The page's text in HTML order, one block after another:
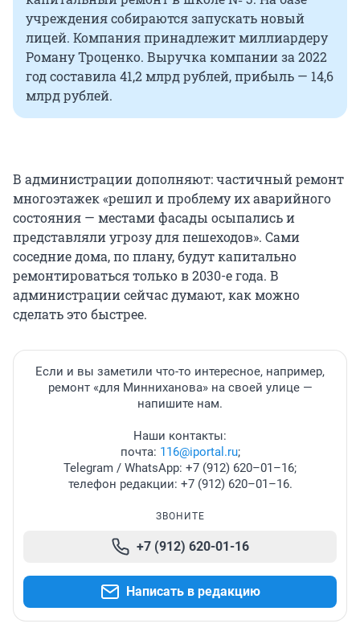
учреждения собираются запускать новый
лицей. Компания принадлежит миллиардеру
Роману Троценко. Выручка компании за 2022
год составила 41,2 млрд рублей, прибыль — 14,6
млрд рублей.
В администрации дополняют: частичный ремонт
многоэтажек «решил и проблему их аварийного
состояния — местами фасады осыпались и
представляли угрозу для пешеходов». Сами
соседние дома, по плану, будут капитально
ремонтироваться только в 2030-е года. В
администрации сейчас думают, как можно
сделать это быстрее.
Если и вы заметили что-то интересное, например,
ремонт «для Минниханова» на своей улице —
напишите нам.
Наши контакты:
почта: 116@iportal.ru;
Telegram / WhatsApp: +7 (912) 620–01–16;
телефон редакции: +7 (912) 620–01–16.
ЗВОНИТЕ
+7 (912) 620-01-16
Написать в редакцию